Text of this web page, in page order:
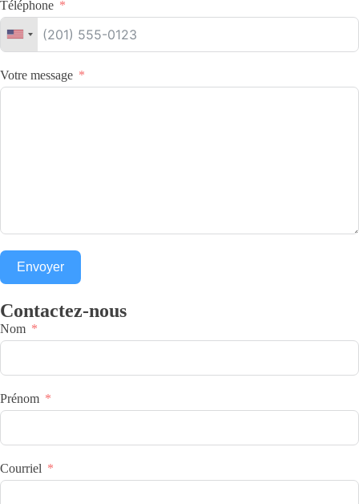
Téléphone
Votre message
Envoyer
Contactez-nous
Nom
Prénom
Courriel